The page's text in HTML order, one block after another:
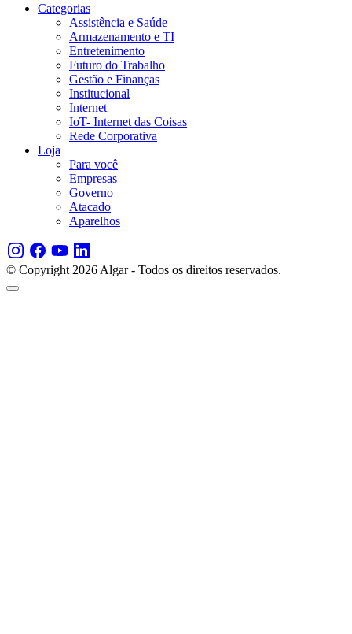
Categorias
Assistência e Saúde
Armazenamento e TI
Entretenimento
Futuro do Trabalho
Gestão e Finanças
Institucional
Internet
IoT- Internet das Coisas
Rede Corporativa
Loja
Para você
Empresas
Governo
Atacado
Aparelhos
© Copyright 2026 Algar - Todos os direitos reservados.